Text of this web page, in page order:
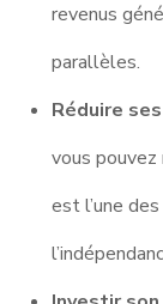
revenus
parallèles.
Réduire
vous
est l’une